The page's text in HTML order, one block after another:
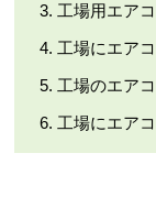
工場用エア
工場にエア
工場のエア
工場にエア